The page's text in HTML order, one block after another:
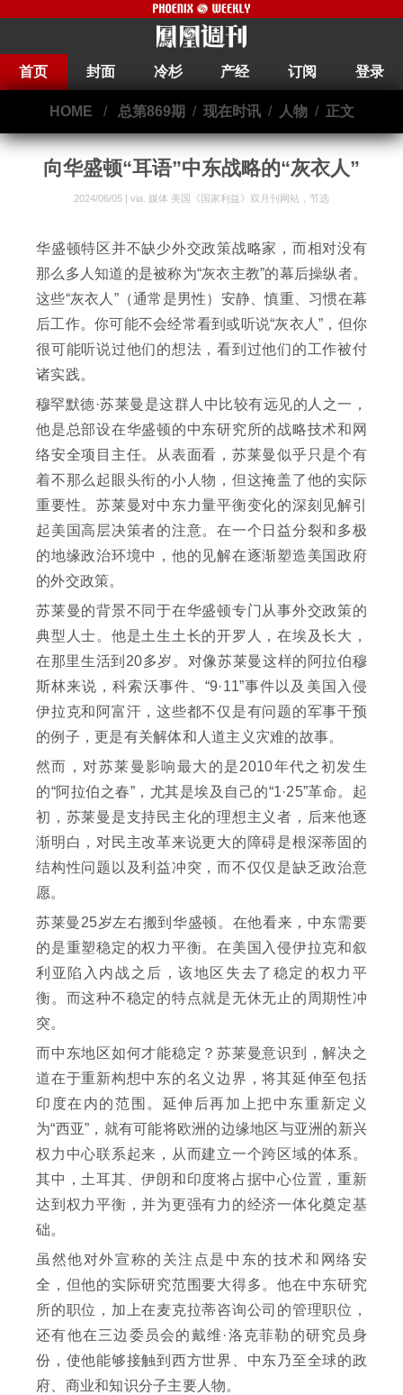
首页 封面 冷杉 产经 订阅 登录
HOME / 总第869期 / 现在时讯/ 人物/ 正文
向华盛顿“耳语”中东战略的“灰衣人”
2024/06/05 | via. 媒体 美国《国家利益》双月刊网站，节选
华盛顿特区并不缺少外交政策战略家，而相对没有
那么多人知道的是被称为“灰衣主教”的幕后操纵者。
这些“灰衣人”（通常是男性）安静、慎重、习惯在幕
后工作。你可能不会经常看到或听说“灰衣人”，但你
很可能听说过他们的想法，看到过他们的工作被付
诸实践。
穆罕默德·苏莱曼是这群人中比较有远见的人之一，
他是总部设在华盛顿的中东研究所的战略技术和网
络安全项目主任。从表面看，苏莱曼似乎只是个有
着不那么起眼头衔的小人物，但这掩盖了他的实际
重要性。苏莱曼对中东力量平衡变化的深刻见解引
起美国高层决策者的注意。在一个日益分裂和多极
的地缘政治环境中，他的见解在逐渐塑造美国政府
的外交政策。
苏莱曼的背景不同于在华盛顿专门从事外交政策的
典型人士。他是土生土长的开罗人，在埃及长大，
在那里生活到20多岁。对像苏莱曼这样的阿拉伯穆
斯林来说，科索沃事件、“9·11”事件以及美国入侵
伊拉克和阿富汗，这些都不仅是有问题的军事干预
的例子，更是有关解体和人道主义灾难的故事。
然而，对苏莱曼影响最大的是2010年代之初发生
的“阿拉伯之春”，尤其是埃及自己的“1·25”革命。起
初，苏莱曼是支持民主化的理想主义者，后来他逐
渐明白，对民主改革来说更大的障碍是根深蒂固的
结构性问题以及利益冲突，而不仅仅是缺乏政治意
愿。
苏莱曼25岁左右搬到华盛顿。在他看来，中东需要
的是重塑稳定的权力平衡。在美国入侵伊拉克和叙
利亚陷入内战之后，该地区失去了稳定的权力平
衡。而这种不稳定的特点就是无休无止的周期性冲
突。
而中东地区如何才能稳定？苏莱曼意识到，解决之
道在于重新构想中东的名义边界，将其延伸至包括
印度在内的范围。延伸后再加上把中东重新定义
为“西亚”，就有可能将欧洲的边缘地区与亚洲的新兴
权力中心联系起来，从而建立一个跨区域的体系。
其中，土耳其、伊朗和印度将占据中心位置，重新
达到权力平衡，并为更强有力的经济一体化奠定基
础。
虽然他对外宣称的关注点是中东的技术和网络安
全，但他的实际研究范围要大得多。他在中东研究
所的职位，加上在麦克拉蒂咨询公司的管理职位，
还有他在三边委员会的戴维·洛克菲勒的研究员身
份，使他能够接触到西方世界、中东乃至全球的政
府、商业和知识分子主要人物。